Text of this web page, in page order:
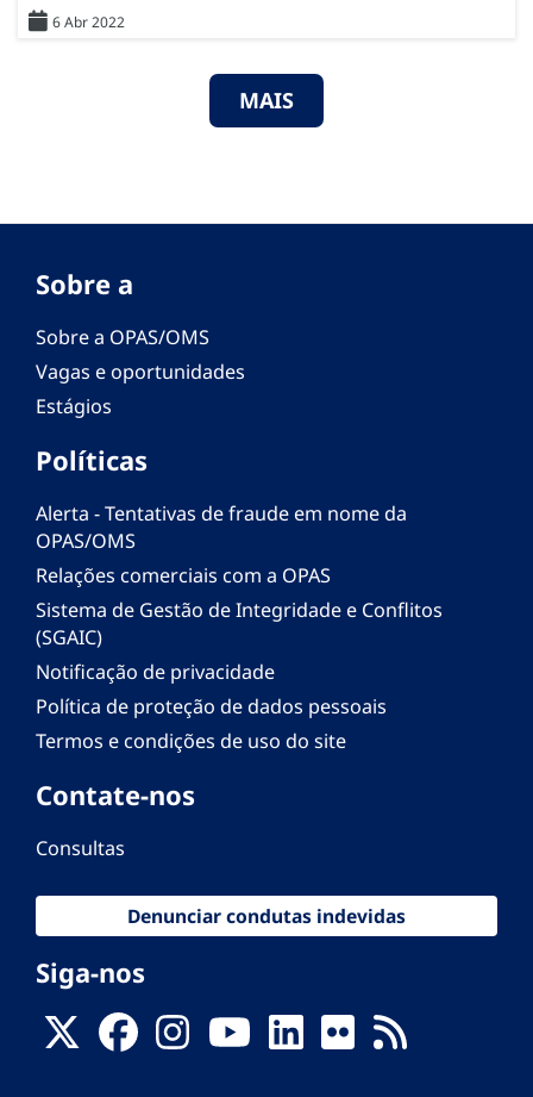
6 Abr 2022
MAIS
Sobre a
Sobre a OPAS/OMS
Vagas e oportunidades
Estágios
Políticas
Alerta - Tentativas de fraude em nome da
OPAS/OMS
Relações comerciais com a OPAS
Sistema de Gestão de Integridade e Conflitos
(SGAIC)
Notificação de privacidade
Política de proteção de dados pessoais
Termos e condições de uso do site
Contate-nos
Consultas
Denunciar condutas indevidas
Siga-nos